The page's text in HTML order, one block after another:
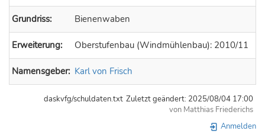
Grundriss: Bienenwaben
Erweiterung: Oberstufenbau (Windmühlenbau): 2010/11
Namensgeber: Karl von Frisch
daskvfg/schuldaten.txt Zuletzt geändert: 2025/08/04 17:00
von Matthias Friederichs
Anmelden